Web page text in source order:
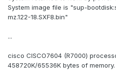
System image file is "sup-
mz.122-18.SXF8.bin"
...
cisco CISCO7604 (R7000)
458720K/65536K bytes of memory.